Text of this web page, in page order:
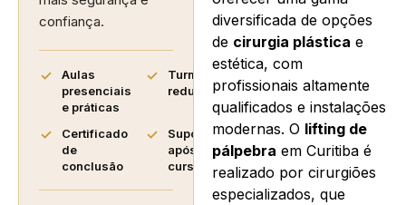
confiança.
Aulas
presenciais
e práticas
Turmas
reduzidas
Certificado
de
conclusão
Suporte
após o
curso
diversificada de opções
de cirurgia plástica e
estética, com
profissionais altamente
qualificados e instalações
modernas. O lifting de
pálpebra em Curitiba é
realizado por cirurgiões
especializados, que